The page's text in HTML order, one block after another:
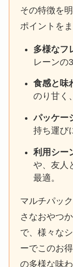
その特徴を
ポイントを
多様なフ
レーンの
食感と味
のり甘く
パッケー
持ち運び
利用シー
や、友人
最適。
マルチパッ
さなおやつ
で、様々な
ーでこのお
の多様な味